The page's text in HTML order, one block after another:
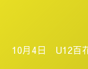
10月4日 U12百